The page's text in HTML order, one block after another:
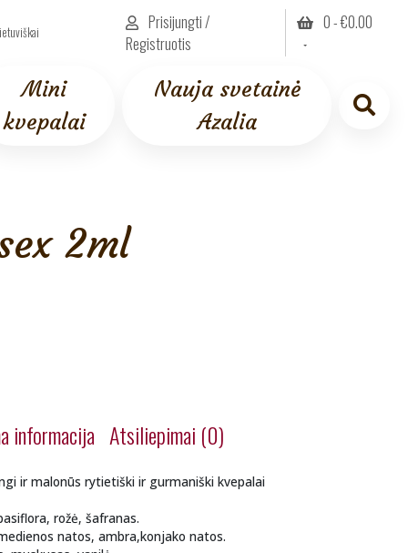
Prisijungti /
Registruotis
0 -€0.00
Mini
kvepalai
Nauja svetainė
Azalia
2ml
informacija Atsiliepimai (0)
ir malonūs rytietiški ir gurmaniški kvepalai
rožė, šafranas.
natos, ambra,konjako natos.